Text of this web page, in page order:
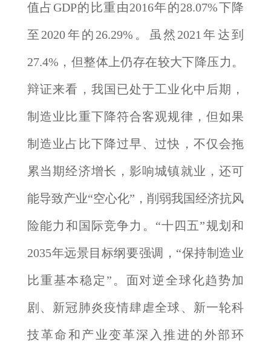
值占GDP的比重由2016年的28.07%下降
至2020年的26.29%。虽然2021年达到
27.4%，但整体上仍存在较大下降压力。
辩证来看，我国已处于工业化中后期，
制造业比重下降符合客观规律，但如果
制造业占比下降过早、过快，不仅会拖
累当期经济增长，影响城镇就业，还可
能导致产业“空心化”，削弱我国经济抗风
险能力和国际竞争力。“十四五”规划和
2035年远景目标纲要强调，“保持制造业
比重基本稳定”。面对逆全球化趋势加
剧、新冠肺炎疫情肆虐全球、新一轮科
技革命和产业变革深入推进的外部环